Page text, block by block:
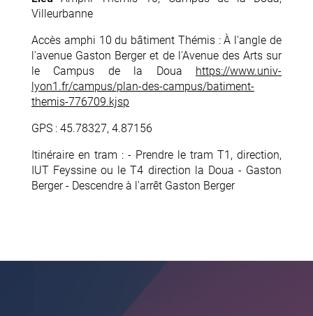
Villeurbanne
Accès amphi 10 du bâtiment Thémis : À l'angle de
l'avenue Gaston Berger et de l'Avenue des Arts sur
le Campus de la Doua https://www.univ-
lyon1.fr/campus/plan-des-campus/batiment-
themis-776709.kjsp
GPS : 45.78327, 4.87156
Itinéraire en tram : - Prendre le tram T1, direction,
IUT Feyssine ou le T4 direction la Doua - Gaston
Berger - Descendre à l'arrêt Gaston Berger